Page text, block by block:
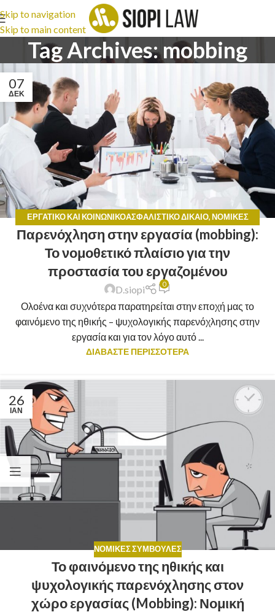
Skip to navigation
Skip to main content
Tag Archives: mobbing
07
ΔΕΚ
ΕΡΓΑΤΙΚΌ ΚΑΙ ΚΟΙΝΩΝΙΚΟΑΣΦΑΛΙΣΤΙΚΌ ΔΊΚΑΙΟ,ΝΟΜΙΚΈΣ
ΣΥΜΒΟΥΛΈΣ
Παρενόχληση στην εργασία (mobbing):
Το νομοθετικό πλαίσιο για την
προστασία του εργαζομένου
D.siopi 0
Ολοένα και συχνότερα παρατηρείται στην εποχή μας το
φαινόμενο της ηθικής – ψυχολογικής παρενόχλησης στην
εργασία και για τον λόγο αυτό ...
ΔΙΑΒΑΣΤΕ ΠΕΡΙΣΣΟΤΕΡΑ
26
ΙΑΝ
ΝΟΜΙΚΈΣ ΣΥΜΒΟΥΛΈΣ
Το φαινόμενο της ηθικής και
ψυχολογικής παρενόχλησης στον
χώρο εργασίας (Mobbing): Νομική